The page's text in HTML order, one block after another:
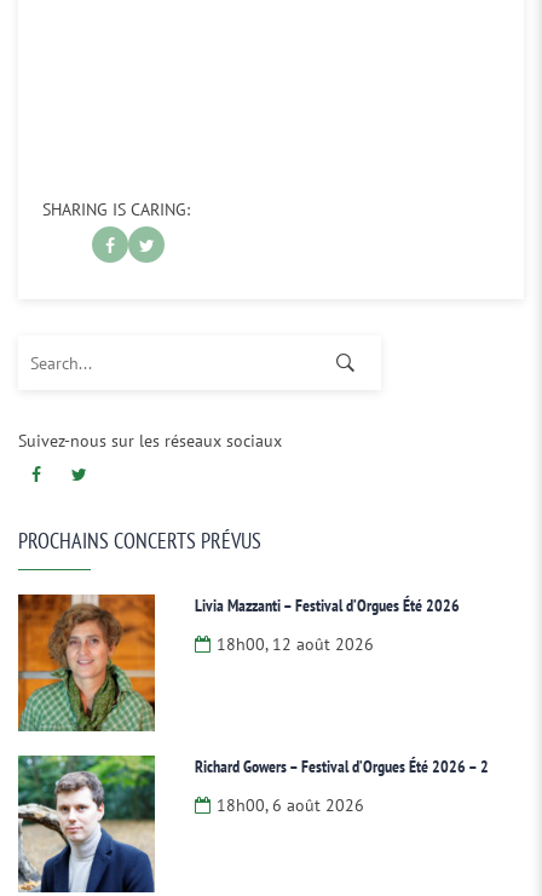
SHARING IS CARING:
Suivez-nous sur les réseaux sociaux
PROCHAINS CONCERTS PRÉVUS
Livia Mazzanti – Festival d’Orgues Été 2026
18h00, 12 août 2026
Richard Gowers – Festival d’Orgues Été 2026 – 2
18h00, 6 août 2026